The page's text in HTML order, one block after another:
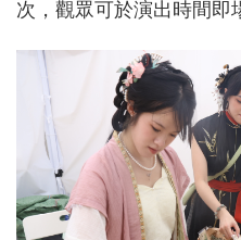
次，觀眾可於演出時間即